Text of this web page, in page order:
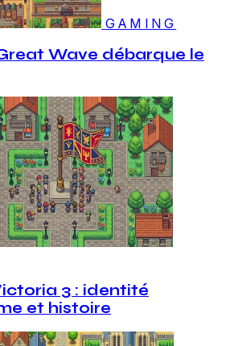
GAMING
Wave débarque le
3 : identité
et histoire